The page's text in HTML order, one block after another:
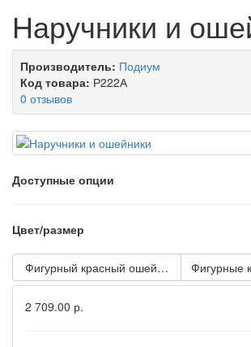
Наручники и
Производитель: Подиум
Код товара: Р222А
0 отзывов
Доступные опции
Цвет/размер
Фигурный красный ошейник с клёпками и
Фигурные
2 709.00 р.